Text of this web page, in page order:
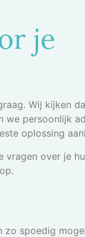
je
Wij kijken
we persoonlijk
oplossing
vragen over je
zo spoedig